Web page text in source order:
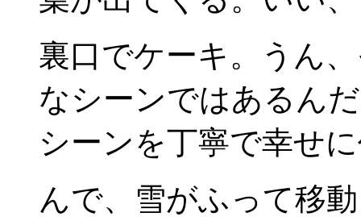
裏口でケーキ。うん
なシーンではあるん
シーンを丁寧で幸せ
んで、雪がふって移